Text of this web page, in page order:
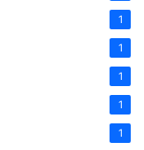
1
1
1
1
1